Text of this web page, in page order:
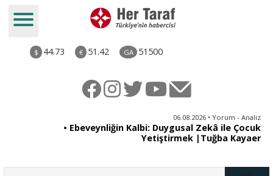
$ 44.73 € 51.42 GA 51500
06.08.2026 • Yorum - Analiz
• Ebeveynliğin Kalbi: Duygusal Zekâ ile Çocuk
Yetiştirmek |Tuğba Kayaer